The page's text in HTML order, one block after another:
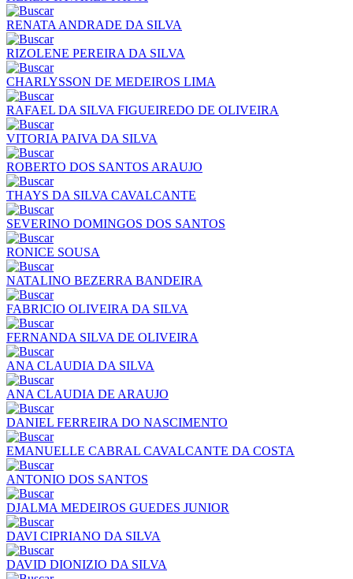
RENATA ANDRADE DA SILVA
RIZOLENE PEREIRA DA SILVA
CHARLYSSON DE MEDEIROS LIMA
RAFAEL DA SILVA FIGUEIREDO DE OLIVEIRA
VITORIA PAIVA DA SILVA
ROBERTO DOS SANTOS ARAUJO
THAYS DA SILVA CAVALCANTE
SEVERINO DOMINGOS DOS SANTOS
RONICE SOUSA
NATALINO BEZERRA BANDEIRA
FABRICIO OLIVEIRA DA SILVA
FERNANDA SILVA DE OLIVEIRA
ANA CLAUDIA DA SILVA
ANA CLAUDIA DE ARAUJO
DANIEL FERREIRA DO NASCIMENTO
EMANUELLE CABRAL CAVALCANTE DA COSTA
ANTONIO DOS SANTOS
DJALMA MEDEIROS GUEDES JUNIOR
DAVI CIPRIANO DA SILVA
DAVID DIONIZIO DA SILVA